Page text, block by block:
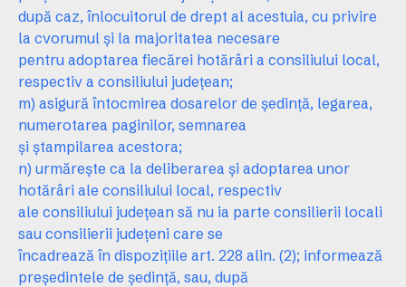
după caz, înlocuitorul de drept al acestuia, cu privire
la cvorumul şi la majoritatea necesare
pentru adoptarea fiecărei hotărâri a consiliului local,
respectiv a consiliului judeţean;
m) asigură întocmirea dosarelor de şedinţă, legarea,
numerotarea paginilor, semnarea
şi ştampilarea acestora;
n) urmăreşte ca la deliberarea şi adoptarea unor
hotărâri ale consiliului local, respectiv
ale consiliului judeţean să nu ia parte consilierii locali
sau consilierii judeţeni care se
încadrează în dispoziţiile art. 228 alin. (2); informează
preşedintele de şedinţă, sau, după